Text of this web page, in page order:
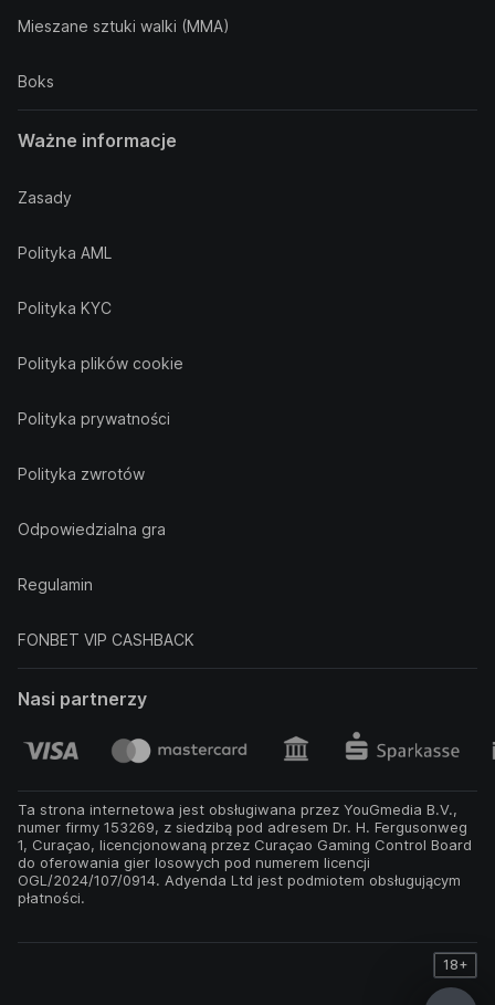
Mieszane sztuki walki (MMA)
Boks
Ważne informacje
Zasady
Polityka AML
Polityka KYC
Polityka plików cookie
Polityka prywatności
Polityka zwrotów
Odpowiedzialna gra
Regulamin
FONBET VIP CASHBACK
Nasi partnerzy
Ta strona internetowa jest obsługiwana przez YouGmedia B.V.,
numer firmy 153269, z siedzibą pod adresem Dr. H. Fergusonweg
1, Curaçao, licencjonowaną przez Curaçao Gaming Control Board
do oferowania gier losowych pod numerem licencji
OGL/2024/107/0914. Adyenda Ltd jest podmiotem obsługującym
płatności.
18+